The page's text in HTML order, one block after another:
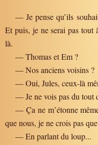
— Je pense qu’ils
Et puis, je ne serai pas tout
là.
— Thomas et Em ?
— Nos anciens voisins ?
— Oui, Jules, ceux-là
— Je ne vois pas du tout
— Ça ne m’étonne
que nous, je ne crois pas
— En parlant du loup...